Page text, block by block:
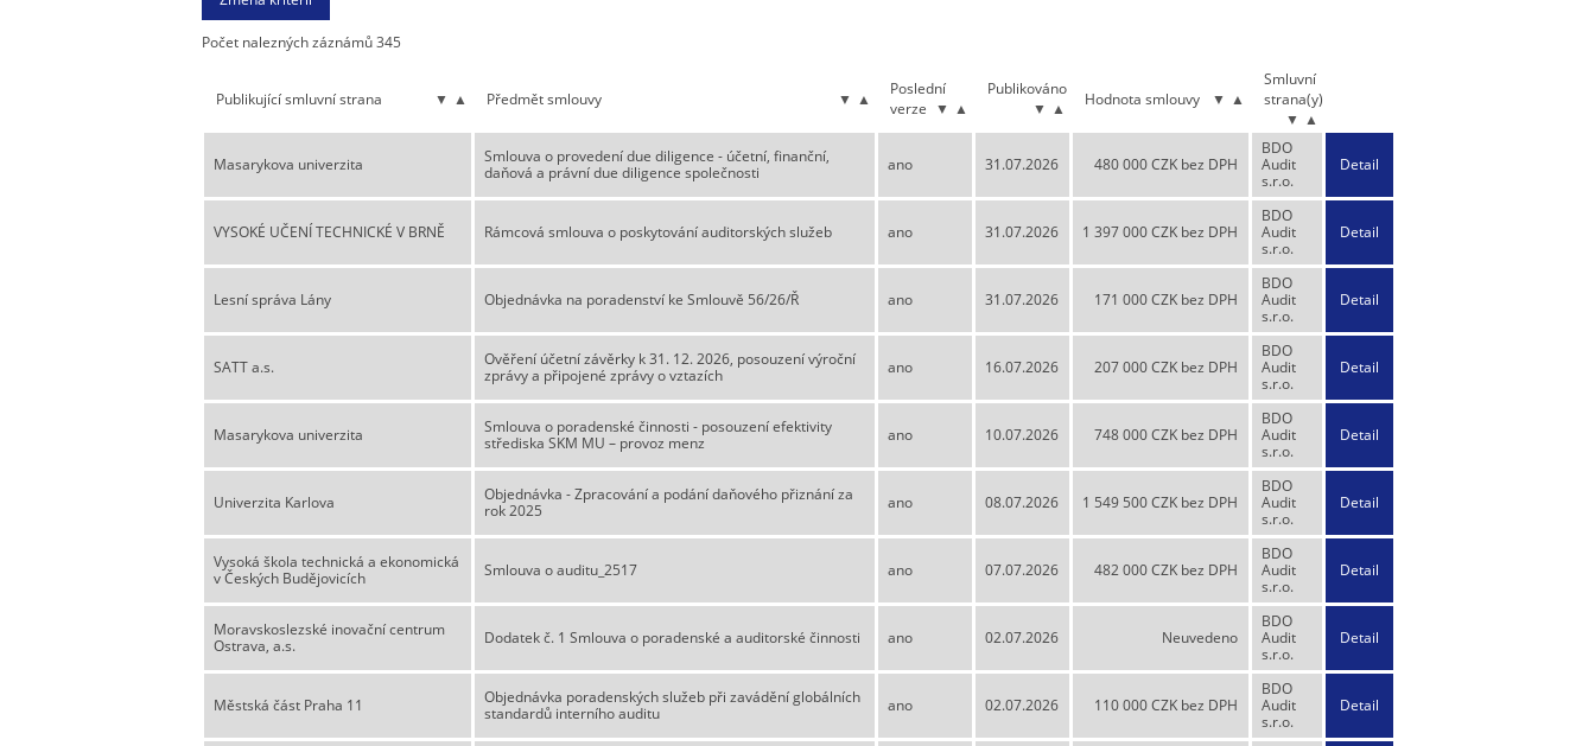
Počet nalezných záznámů 345
Publikující smluvní strana ▲
▼ Předmět smlouvy ▲
▼
Poslední
verze
▲
▼
Publikováno
▲
▼ Hodnota smlouvy ▲
▼
Smluvní
strana(y)
▲
▼
Masarykova univerzita
Smlouva o provedení due diligence - účetní, finanční,
daňová a právní due diligence společnosti
ano 31.07.2026 480 000 CZK bez DPH
BDO
Audit
s.r.o.
Detail
VYSOKÉ UČENÍ TECHNICKÉ V BRNĚ Rámcová smlouva o poskytování auditorských služeb ano 31.07.2026 1 397 000 CZK bez DPH
BDO
Audit
s.r.o.
Detail
Lesní správa Lány Objednávka na poradenství ke Smlouvě 56/26/Ř ano 31.07.2026 171 000 CZK bez DPH
BDO
Audit
s.r.o.
Detail
SATT a.s.
Ověření účetní závěrky k 31. 12. 2026, posouzení výroční
zprávy a připojené zprávy o vztazích
ano 16.07.2026 207 000 CZK bez DPH
BDO
Audit
s.r.o.
Detail
Masarykova univerzita
Smlouva o poradenské činnosti - posouzení efektivity
střediska SKM MU – provoz menz
ano 10.07.2026 748 000 CZK bez DPH
BDO
Audit
s.r.o.
Detail
Univerzita Karlova
Objednávka - Zpracování a podání daňového přiznání za
rok 2025
ano 08.07.2026 1 549 500 CZK bez DPH
BDO
Audit
s.r.o.
Detail
Vysoká škola technická a ekonomická
v Českých Budějovicích
Smlouva o auditu_2517 ano 07.07.2026 482 000 CZK bez DPH
BDO
Audit
s.r.o.
Detail
Moravskoslezské inovační centrum
Ostrava, a.s.
Dodatek č. 1 Smlouva o poradenské a auditorské činnosti ano 02.07.2026 Neuvedeno
BDO
Audit
s.r.o.
Detail
Městská část Praha 11
Objednávka poradenských služeb při zavádění globálních
standardů interního auditu
ano 02.07.2026 110 000 CZK bez DPH
BDO
Audit
s.r.o.
Detail